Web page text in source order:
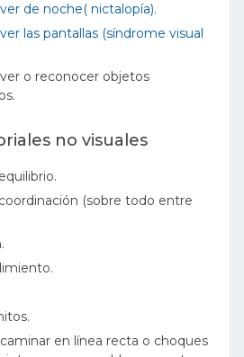
de noche( nictalopía).
las pantallas (síndrome visual
o reconocer objetos
no visuales
(sobre todo entre
en línea recta o choques